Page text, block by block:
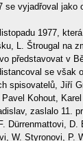
se vyjadřoval
1977,
L. Štrougal na
představovat v
se však
spisovatelů, Jiří
Kohout,
zaslalo 11.
Dürrenmattovi,
W. Styronovi,